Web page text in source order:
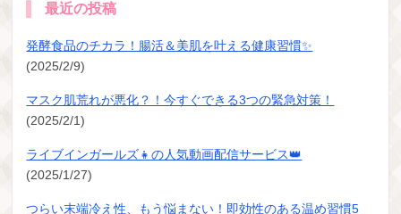
最近の投稿
発酵食品のチカラ！腸活＆美肌を叶える健康習慣✨
(2025/2/9)
マスク肌荒れが悪化？！今すぐできる3つの緊急対策！
(2025/2/1)
ライブインガールズ👧の人気動画配信サービス👑
(2025/1/27)
つらい末端冷え性、もう悩まない！即効性のある温め習慣5